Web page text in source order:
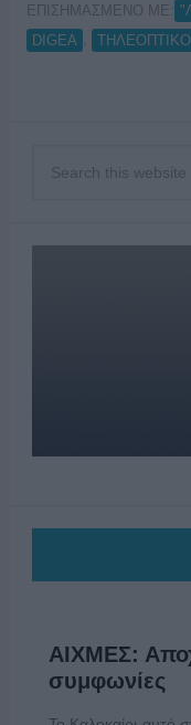
ΕΠΙΣΗΜΑΣΜΕΝΟ ΜΕ:
DIGEA
ΑΙΧΜΕΣ:
συμφωνίες